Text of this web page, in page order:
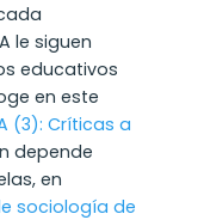
le siguen
educativos
en este
(3): Críticas a
depende
en
sociología de